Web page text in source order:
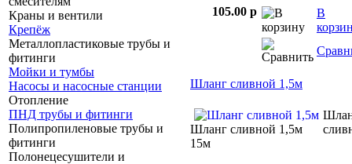
Краны и вентили
Крепёж
Металлопластиковые трубы и
фитинги
Мойки и тумбы
Насосы и насосные станции
Отопление
ПНД трубы и фитинги
Полипропиленовые трубы и
фитинги
Полонецесушители и
105.00 p
В
Шланг сливной 1,5м
Шланг сливной 1,5м
15м